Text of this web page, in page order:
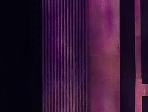
Corporativo de Conduta Ética
Educação Financeira
Política de Privacidade